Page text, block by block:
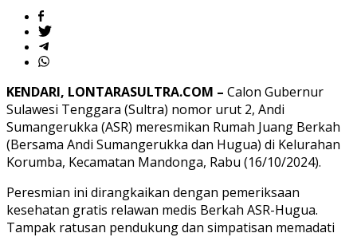
KENDARI, LONTARASULTRA.COM – Calon Gubernur
Sulawesi Tenggara (Sultra) nomor urut 2, Andi
Sumangerukka (ASR) meresmikan Rumah Juang Berkah
(Bersama Andi Sumangerukka dan Hugua) di Kelurahan
Korumba, Kecamatan Mandonga, Rabu (16/10/2024).
Peresmian ini dirangkaikan dengan pemeriksaan
kesehatan gratis relawan medis Berkah ASR-Hugua.
Tampak ratusan pendukung dan simpatisan memadati